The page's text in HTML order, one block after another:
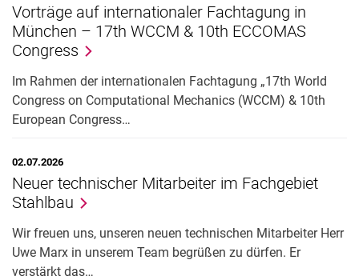
Vorträge auf internationaler Fachtagung in
München – 17th WCCM & 10th ECCOMAS
Congress
Im Rahmen der internationalen Fachtagung „17th World
Congress on Computational Mechanics (WCCM) & 10th
European Congress…
02.07.2026
Neuer technischer Mitarbeiter im Fachgebiet
Stahlbau
Wir freuen uns, unseren neuen technischen Mitarbeiter Herr
Uwe Marx in unserem Team begrüßen zu dürfen. Er
verstärkt das…